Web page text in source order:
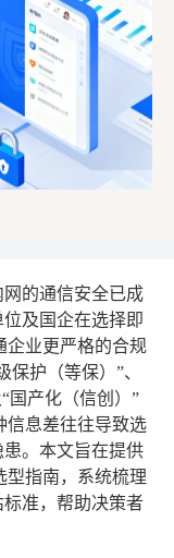
的通信安全已成
及国企在选择即
企业更严格的合规
护（等保）”、
国产化（信创）”
信息差往往导致选
。本文旨在提供
型指南，系统梳理
准，帮助决策者